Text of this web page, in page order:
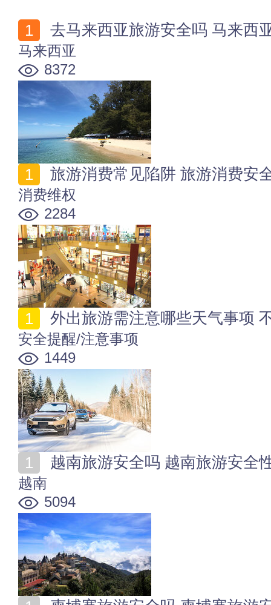
去马来西亚旅游安全吗 马来西
马来西亚
8372
旅游消费常见陷阱 旅游消费安
消费维权
2284
外出旅游需注意哪些天气事项
安全提醒/注意事项
1449
越南旅游安全吗 越南旅游安全
越南
5094